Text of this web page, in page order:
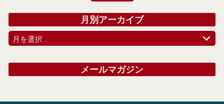
月別アーカイブ
月を選択
メールマガジン